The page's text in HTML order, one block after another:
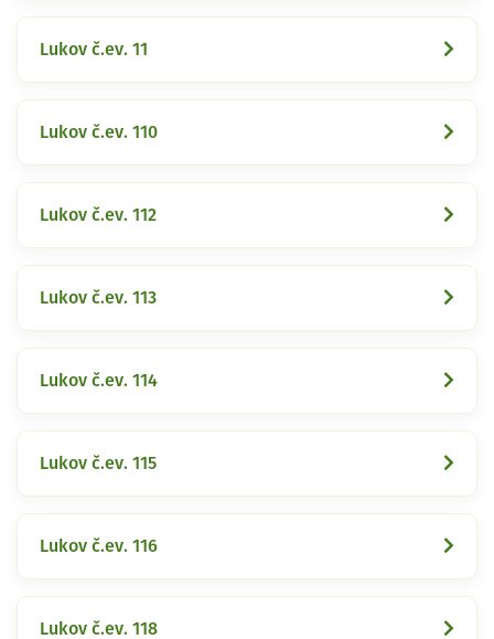
Lukov č.ev. 11
Lukov č.ev. 110
Lukov č.ev. 112
Lukov č.ev. 113
Lukov č.ev. 114
Lukov č.ev. 115
Lukov č.ev. 116
Lukov č.ev. 118